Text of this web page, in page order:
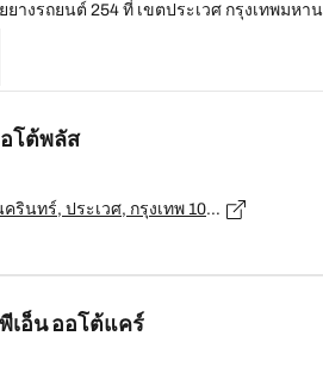
างรถยนต์ 254 ที่ เขตประเวศ กรุงเทพมหา
โต้พลัส
504 ถนน ศรีนครินทร์, ประเวศ, กรุงเทพ 10250 แขวงหนองบอน, ประเวศ - 10250
เอ็น ออโต้แคร์